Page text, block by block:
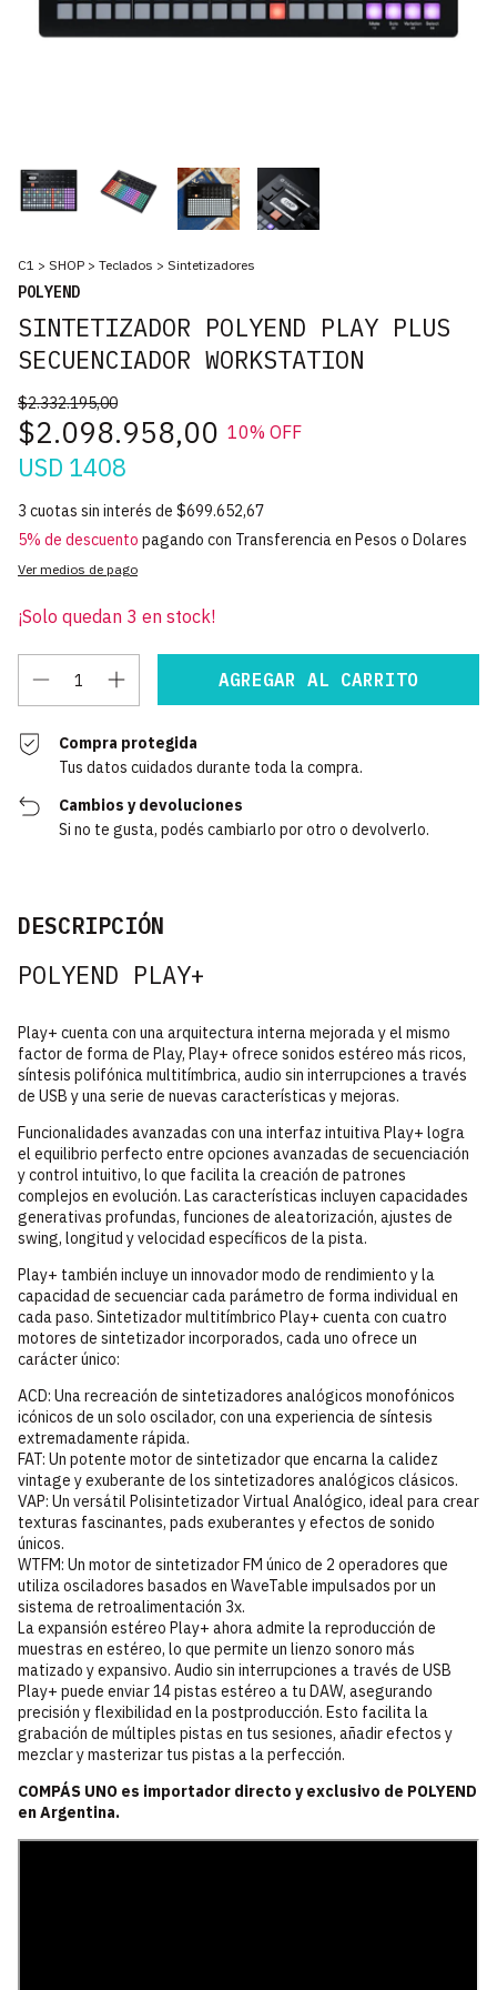
C1 > SHOP > Teclados > Sintetizadores
POLYEND
SINTETIZADOR POLYEND PLAY PLUS
SECUENCIADOR WORKSTATION
$2.332.195,00
$2.098.958,00 10% OFF
USD 1408
3 cuotas sin interés de $699.652,67
5% de descuento pagando con Transferencia en Pesos o Dolares
Ver medios de pago
¡Solo quedan 3 en stock!
Compra protegida
Tus datos cuidados durante toda la compra.
Cambios y devoluciones
Si no te gusta, podés cambiarlo por otro o devolverlo.
DESCRIPCIÓN
POLYEND PLAY+
Play+ cuenta con una arquitectura interna mejorada y el mismo
factor de forma de Play, Play+ ofrece sonidos estéreo más ricos,
síntesis polifónica multitímbrica, audio sin interrupciones a través
de USB y una serie de nuevas características y mejoras.
Funcionalidades avanzadas con una interfaz intuitiva Play+ logra
el equilibrio perfecto entre opciones avanzadas de secuenciación
y control intuitivo, lo que facilita la creación de patrones
complejos en evolución. Las características incluyen capacidades
generativas profundas, funciones de aleatorización, ajustes de
swing, longitud y velocidad específicos de la pista.
Play+ también incluye un innovador modo de rendimiento y la
capacidad de secuenciar cada parámetro de forma individual en
cada paso. Sintetizador multitímbrico Play+ cuenta con cuatro
motores de sintetizador incorporados, cada uno ofrece un
carácter único:
ACD: Una recreación de sintetizadores analógicos monofónicos
icónicos de un solo oscilador, con una experiencia de síntesis
extremadamente rápida.
FAT: Un potente motor de sintetizador que encarna la calidez
vintage y exuberante de los sintetizadores analógicos clásicos.
VAP: Un versátil Polisintetizador Virtual Analógico, ideal para crear
texturas fascinantes, pads exuberantes y efectos de sonido
únicos.
WTFM: Un motor de sintetizador FM único de 2 operadores que
utiliza osciladores basados en WaveTable impulsados por un
sistema de retroalimentación 3x.
La expansión estéreo Play+ ahora admite la reproducción de
muestras en estéreo, lo que permite un lienzo sonoro más
matizado y expansivo. Audio sin interrupciones a través de USB
Play+ puede enviar 14 pistas estéreo a tu DAW, asegurando
precisión y flexibilidad en la postproducción. Esto facilita la
grabación de múltiples pistas en tus sesiones, añadir efectos y
mezclar y masterizar tus pistas a la perfección.
COMPÁS UNO es importador directo y exclusivo de POLYEND
en Argentina.